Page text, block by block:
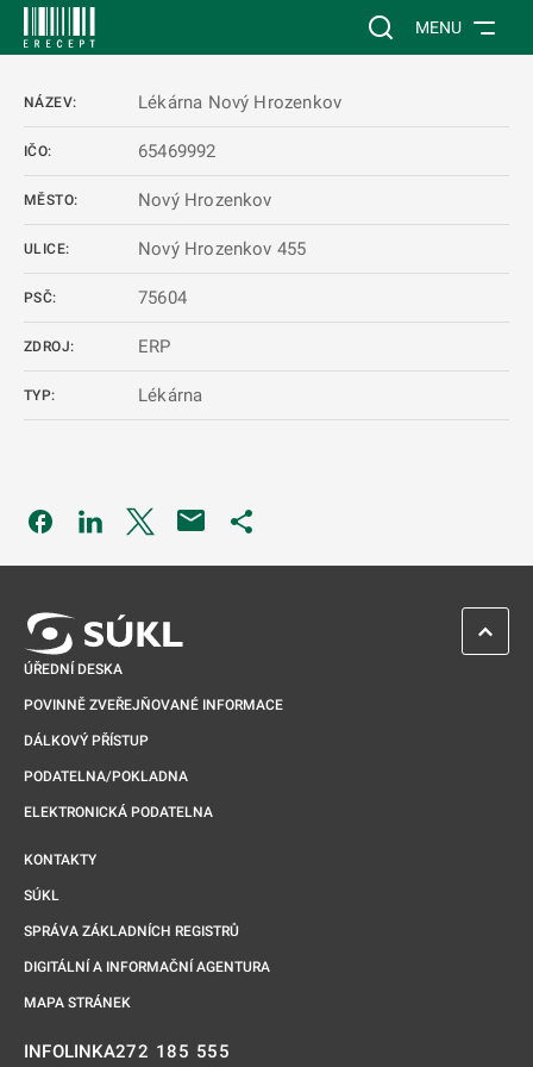
Vyhledávání na
MENU
NÁZEV: Lékárna Nový Hrozenkov
IČO: 65469992
MĚSTO: Nový Hrozenkov
ULICE: Nový Hrozenkov 455
PSČ: 75604
ZDROJ: ERP
TYP: Lékárna
Odkaz se otevře na nové kartě
Odkaz se otevře na nové kartě
Odkaz se otevře na nové kartě
ÚŘEDNÍ DESKA
POVINNĚ ZVEŘEJŇOVANÉ INFORMACE
DÁLKOVÝ PŘÍSTUP
PODATELNA/POKLADNA
ELEKTRONICKÁ PODATELNA
KONTAKTY
SÚKL
SPRÁVA ZÁKLADNÍCH REGISTRŮ
DIGITÁLNÍ A INFORMAČNÍ AGENTURA
MAPA STRÁNEK
INFOLINKA272 185 555
ZPĚT